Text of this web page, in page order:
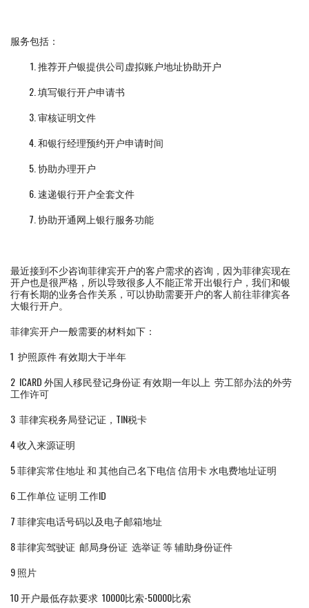
服务包括：
推荐开户银提供公司虚拟账户地址协助开户
填写银行开户申请书
审核证明文件
和银行经理预约开户申请时间
协助办理开户
速递银行开户全套文件
协助开通网上银行服务功能
最近接到不少咨询菲律宾开户的客户需求的咨询，因为菲律宾现在
开户也是很严格，所以导致很多人不能正常开出银行户，我们和银
行有长期的业务合作关系，可以协助需要开户的客人前往菲律宾各
大银行开户。
菲律宾开户一般需要的材料如下：
1 护照原件 有效期大于半年
2 ICARD 外国人移民登记身份证 有效期一年以上 劳工部办法的外劳
工作许可
3 菲律宾税务局登记证，TIN税卡
4 收入来源证明
5 菲律宾常住地址 和 其他自己名下电信 信用卡 水电费地址证明
6 工作单位 证明 工作ID
7 菲律宾电话号码以及电子邮箱地址
8 菲律宾驾驶证 邮局身份证 选举证 等 辅助身份证件
9 照片
10 开户最低存款要求 10000比索-50000比索